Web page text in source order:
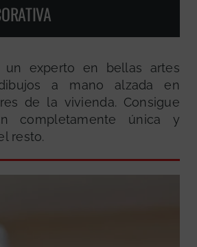
un experto en bellas artes
a mano alzada en
de la vivienda. Consigue
completamente única y
resto.